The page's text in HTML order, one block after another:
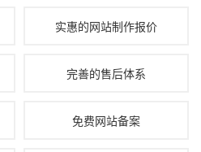
实惠的网站制作报价
完善的售后体系
免费网站备案